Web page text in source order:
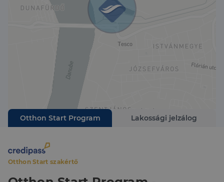
Otthon Start Program Lakossági jelzálog
Otthon Start szakértő